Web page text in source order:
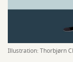
Illustration: Thorbjørn